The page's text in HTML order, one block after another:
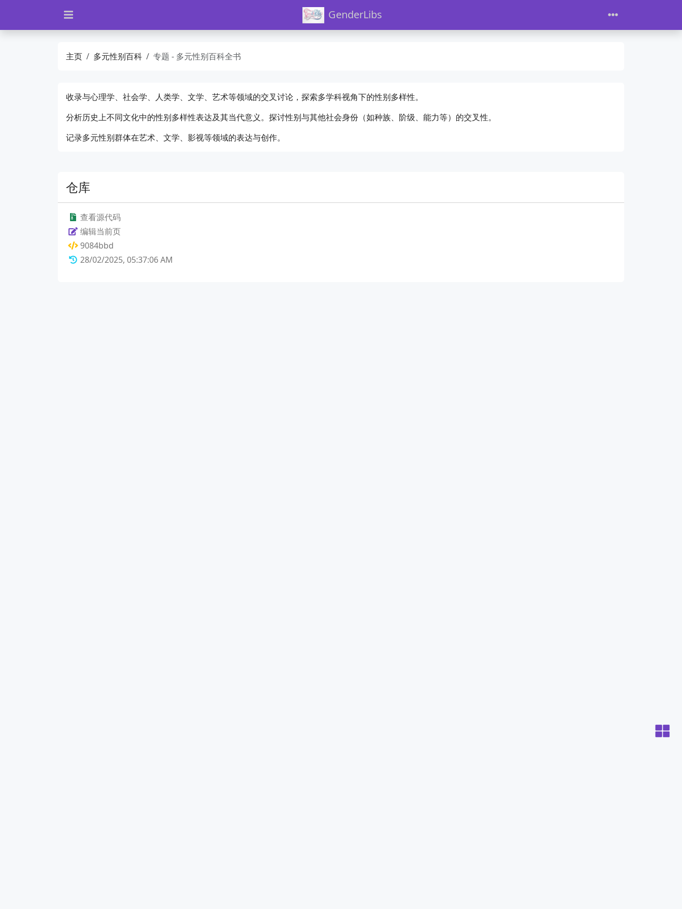
GenderLibs
主页 多元性别百科 专题 - 多元性别百科全书
收录与心理学、社会学、人类学、文学、艺术等领域的交叉讨论，探索多学科视角下的性别多样性。
分析历史上不同文化中的性别多样性表达及其当代意义。探讨性别与其他社会身份（如种族、阶级、能力等）的交叉性。
记录多元性别群体在艺术、文学、影视等领域的表达与创作。
仓库
查看源代码
编辑当前页
9084bbd
28/02/2025, 05:37:06 AM